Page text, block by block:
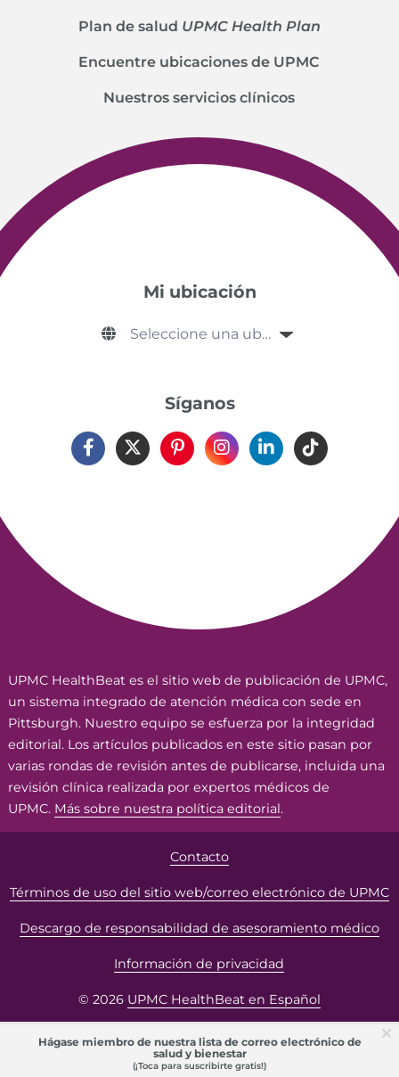
Plan de salud UPMC Health Plan
Encuentre ubicaciones de UPMC
Nuestros servicios clínicos
Mi ubicación
Síganos
UPMC HealthBeat es el sitio web de publicación de UPMC,
un sistema integrado de atención médica con sede en
Pittsburgh. Nuestro equipo se esfuerza por la integridad
editorial. Los artículos publicados en este sitio pasan por
varias rondas de revisión antes de publicarse, incluida una
revisión clínica realizada por expertos médicos de
UPMC. Más sobre nuestra política editorial.
Contacto
Términos de uso del sitio web/correo electrónico de UPMC
Descargo de responsabilidad de asesoramiento médico
Información de privacidad
© 2026 UPMC HealthBeat en Español
Hágase miembro de nuestra lista de correo electrónico de
salud y bienestar
(¡Toca para suscribirte gratis!)